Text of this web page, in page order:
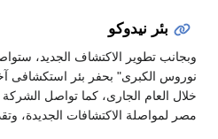
بئر نيدوكو
وبجانب تطوير الاكتشاف الجديد،
خلال العام الجارى، كما تواصل الشركة
مصر لمواصلة الاكتشافات الجديدة،